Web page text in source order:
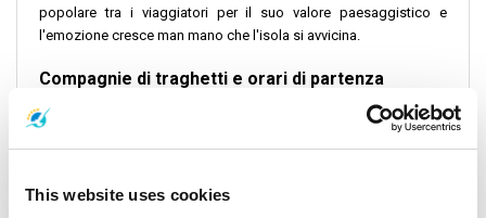
This website uses cookies
popolare tra i viaggiatori per il suo valore paesaggistico e
l'emozione cresce man mano che l'isola si avvicina.
Compagnie di traghetti e orari di partenza
Su questa rotta operano diverse compagnie di traghetti che
offrono partenze frequenti durante tutto il giorno. La maggior
orari di arrivo variabili a seconda della combinazione di traghetti